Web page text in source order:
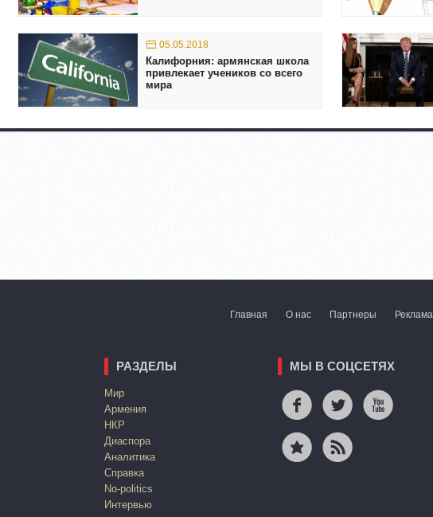
05.05.2018
Калифорния: армянская школа
привлекает учеников со всего
мира
Главная О нас Партнеры Реклама
РАЗДЕЛЫ
Mир
Армения
НКР
Диаспора
Аналитика
Справка
No-politics
Интервью
МЫ В СОЦСЕТЯХ